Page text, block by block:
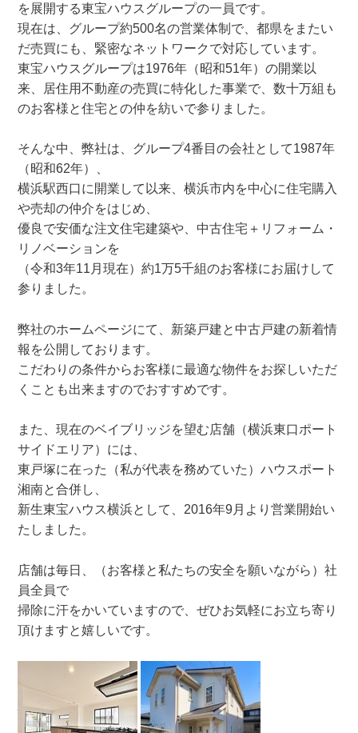
を展開する東宝ハウスグループの一員です。
現在は、グループ約500名の営業体制で、都県をまたい
だ売買にも、緊密なネットワークで対応しています。
東宝ハウスグループは1976年（昭和51年）の開業以
来、居住用不動産の売買に特化した事業で、数十万組も
のお客様と住宅との仲を紡いで参りました。
そんな中、弊社は、グループ4番目の会社として1987年
（昭和62年）、
横浜駅西口に開業して以来、横浜市内を中心に住宅購入
や売却の仲介をはじめ、
優良で安価な注文住宅建築や、中古住宅＋リフォーム・
リノベーションを
（令和3年11月現在）約1万5千組のお客様にお届けして
参りました。
弊社のホームページにて、新築戸建と中古戸建の新着情
報を公開しております。
こだわりの条件からお客様に最適な物件をお探しいただ
くことも出来ますのでおすすめです。
また、現在のベイブリッジを望む店舗（横浜東口ポート
サイドエリア）には、
東戸塚に在った（私が代表を務めていた）ハウスポート
湘南と合併し、
新生東宝ハウス横浜として、2016年9月より営業開始い
たしました。
店舗は毎日、（お客様と私たちの安全を願いながら）社
員全員で
掃除に汗をかいていますので、ぜひお気軽にお立ち寄り
頂けますと嬉しいです。